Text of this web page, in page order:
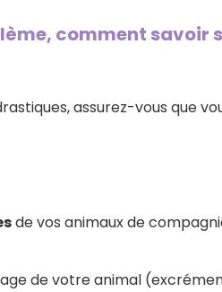
comment savoir
assurez-vous que
de vos animaux de
de votre animal